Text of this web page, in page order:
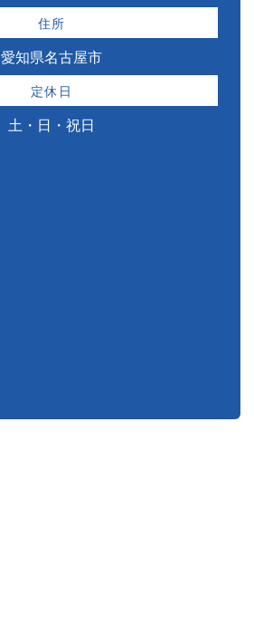
住所
愛知県名古屋市
定休日
土・日・祝日